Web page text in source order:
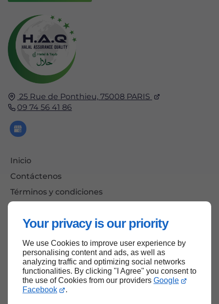
Your privacy is our priority
We use Cookies to improve user experience by
personalising content and ads, as well as
analyzing traffic and optimizing social networks
functionalities. By clicking "I Agree" you consent to
the use of Cookies from our providers Google
Facebook
.
25 Rue de Ponthieu, 75008 PARIS
09 74 56 41 86
Inicio
Contáctenos
Términos y condiciones
Inicio de página